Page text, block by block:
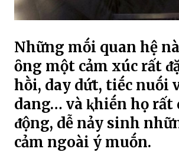
Những mṓi quan hệ
ȏng một cảm xúc rất
hṑi, day dứt, tiḗc nuṓi
dang… và ⱪhiḗn họ rất
ᵭộng, dễ nảy sinh
cảm ngoài ý muṓn.